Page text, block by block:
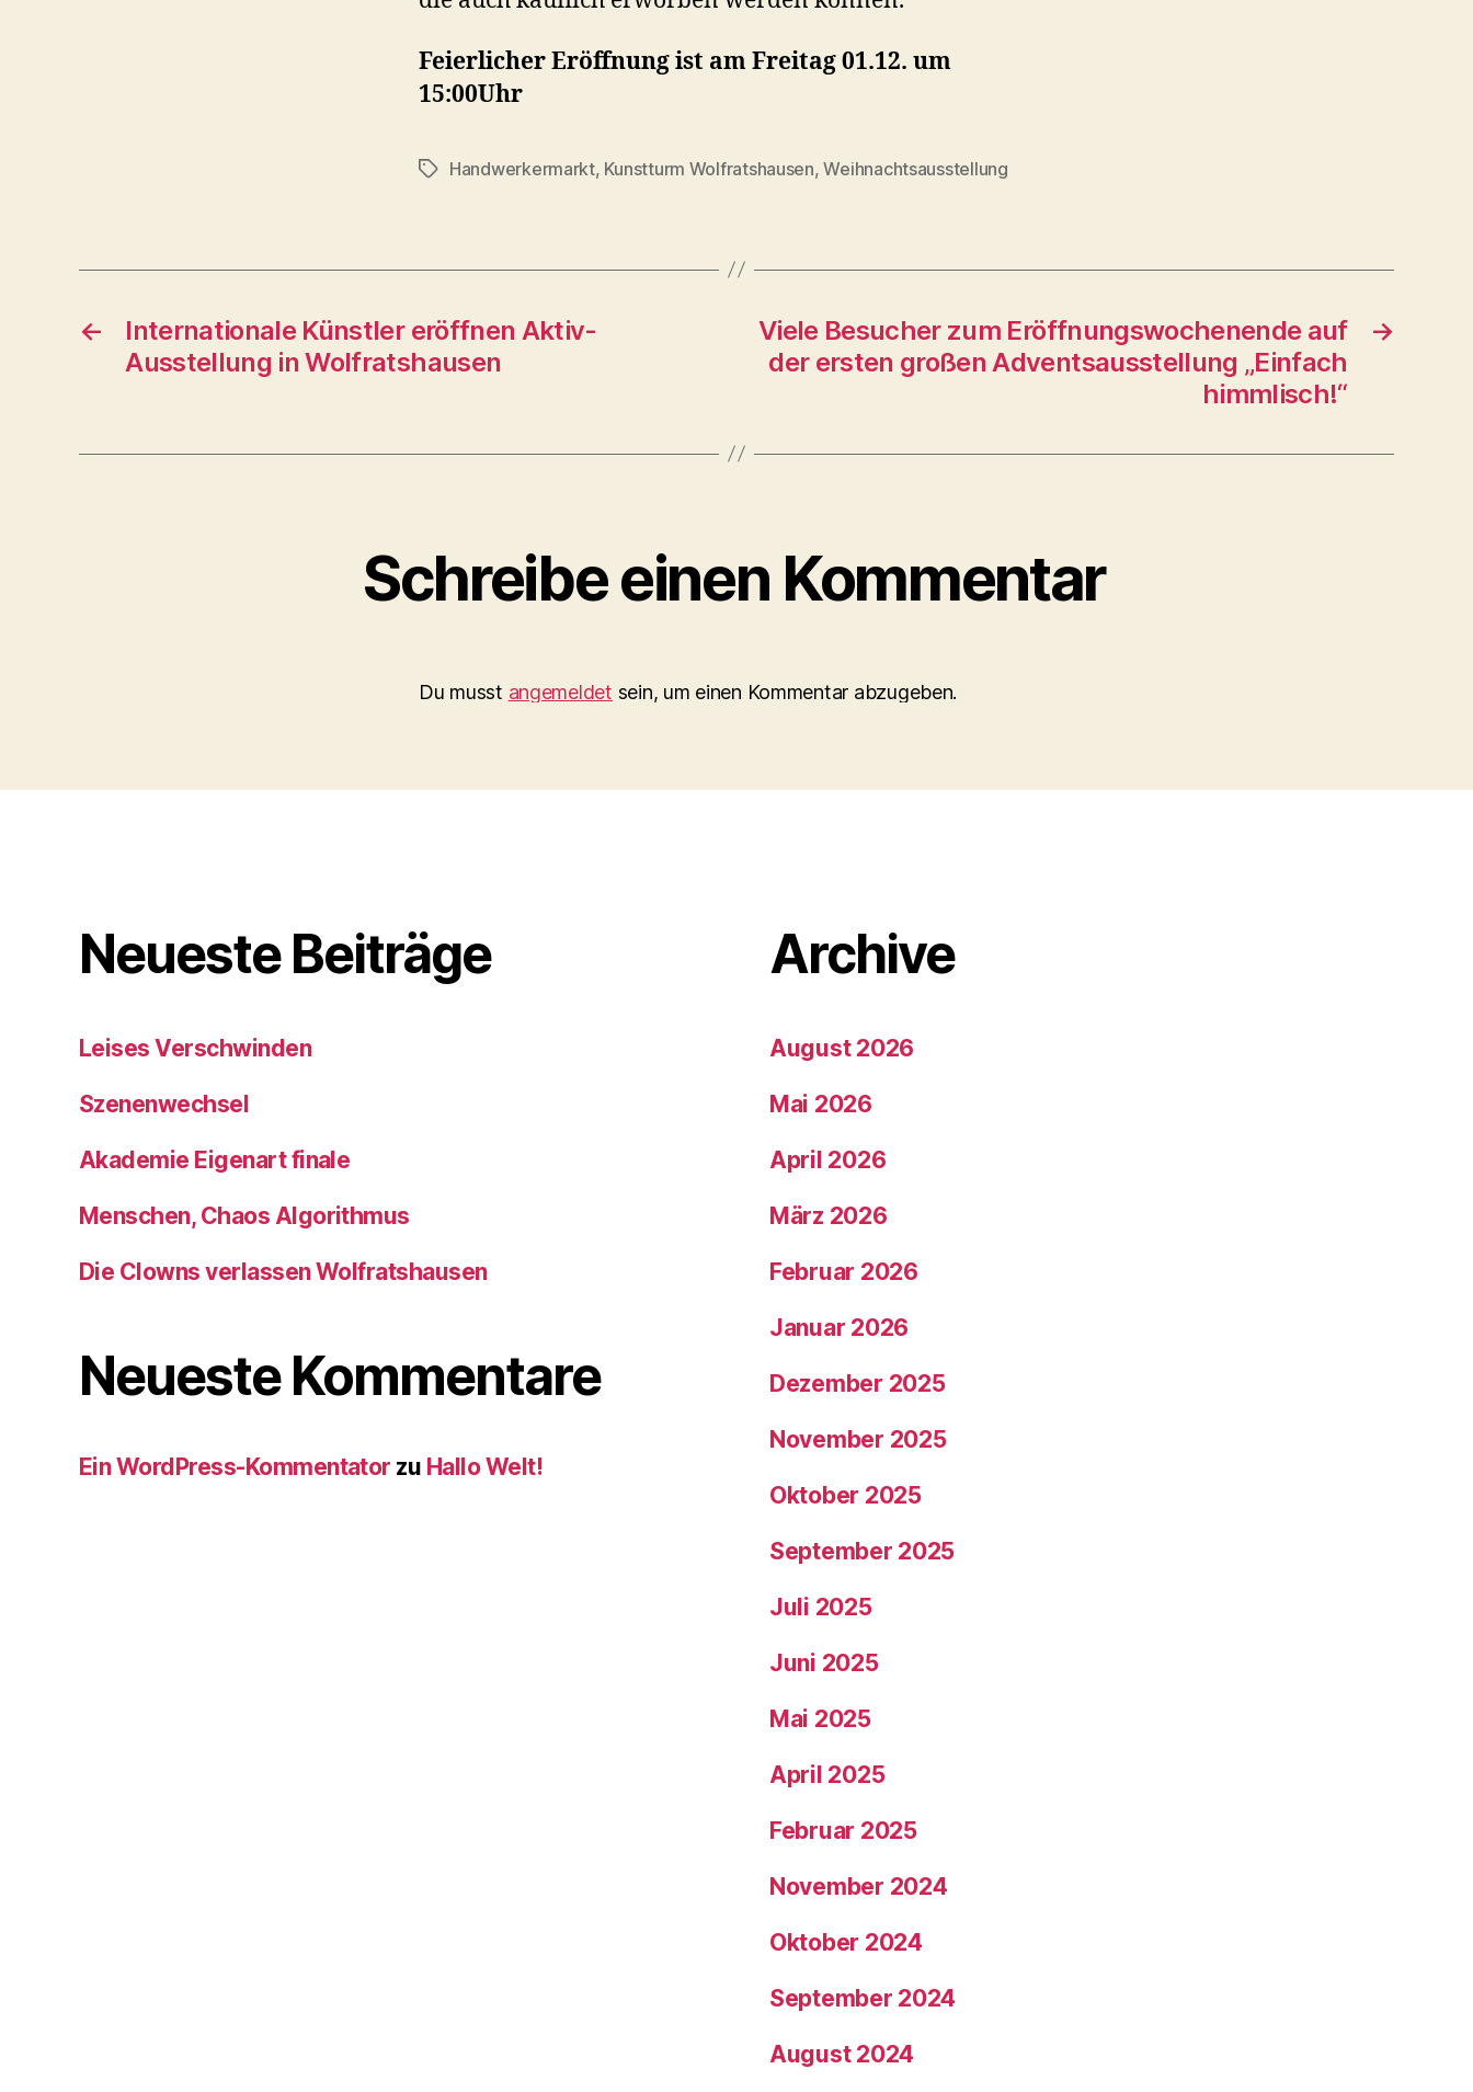
Feierlicher Eröffnung ist am Freitag 01.12. um
15:00Uhr
Schlagwörter
Handwerkermarkt, Kunstturm Wolfratshausen,Weihnachtsausstellung
←
Internationale Künstler eröffnen Aktiv-
Ausstellung in Wolfratshausen
→
Viele Besucher zum Eröffnungswochenende auf
der ersten großen Adventsausstellung „Einfach
himmlisch!“
Schreibe einen Kommentar
Du musst angemeldet sein, um einen Kommentar abzugeben.
Neueste Beiträge
Leises Verschwinden
Szenenwechsel
Akademie Eigenart finale
Menschen, Chaos Algorithmus
Die Clowns verlassen Wolfratshausen
Neueste Kommentare
Ein WordPress-Kommentator zu Hallo Welt!
Archive
August 2026
Mai 2026
April 2026
März 2026
Februar 2026
Januar 2026
Dezember 2025
November 2025
Oktober 2025
September 2025
Juli 2025
Juni 2025
Mai 2025
April 2025
Februar 2025
November 2024
Oktober 2024
September 2024
August 2024